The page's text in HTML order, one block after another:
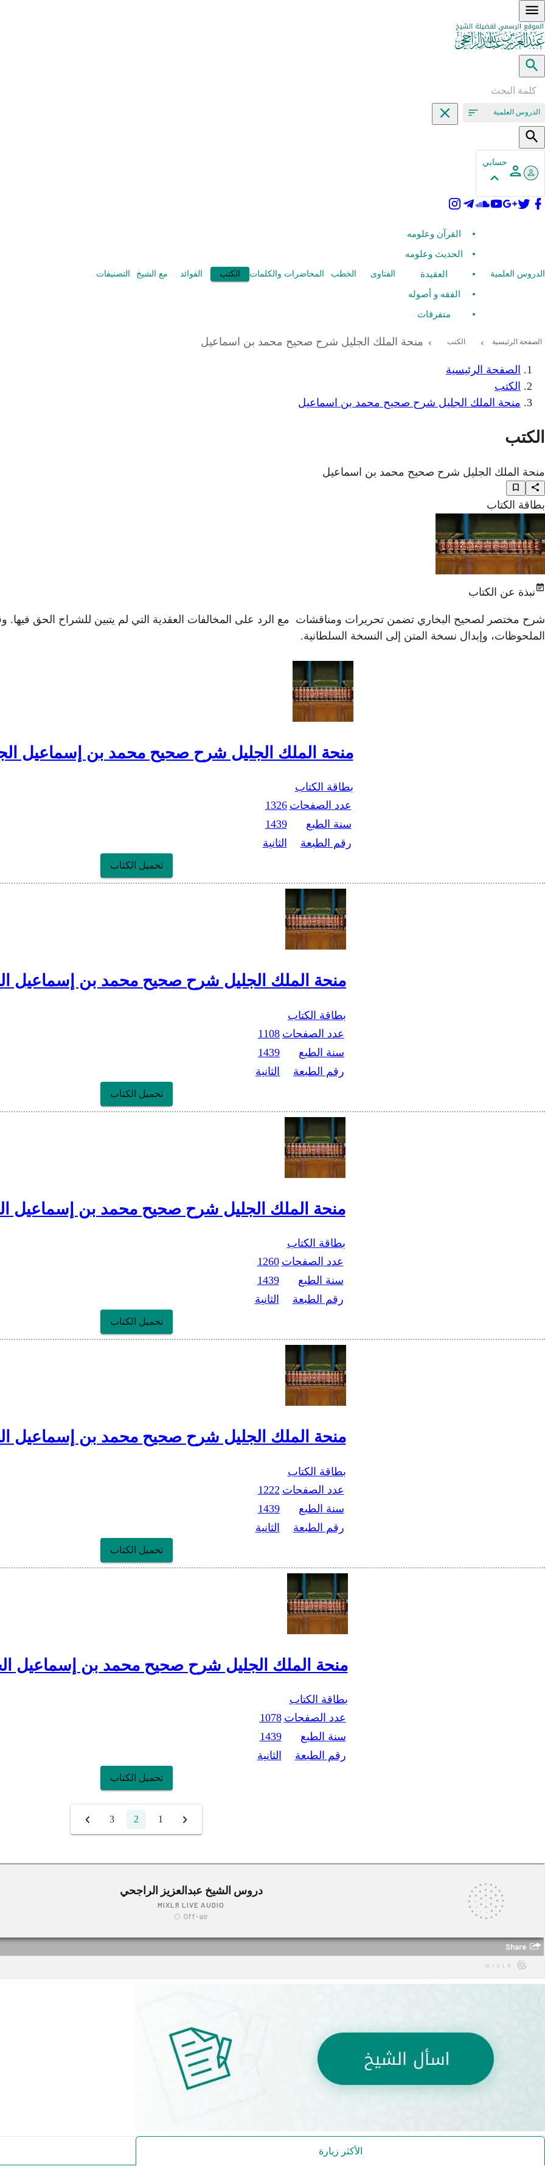
الدروس العلمية
حسابي
الدروس العلمية
القرآن وعلومه
الحديث وعلومه
العقيدة
الفقه و أصوله
متفرقات
الفتاوى الخطب المحاضرات والكلمات الكتب الفوائد مع الشيخ التصنيفات
الصفحة الرئيسية › الكتب › منحة الملك الجليل شرح صحيح محمد بن اسماعيل
الصفحة الرئيسية
الكتب
منحة الملك الجليل شرح صحيح محمد بن اسماعيل
الكتب
منحة الملك الجليل شرح صحيح محمد بن اسماعيل
بطاقة الكتاب
نبذة عن الكتاب
شرح مختصر لصحيح البخاري تضمن تحريرات ومناقشات مع الرد على المخالفات العقدية التي لم يتبين للشراح الحق فيها.
الملحوظات، وإبدال نسخة المتن إلى النسخة السلطانية.
منحة الملك الجليل شرح صحيح محمد بن إسماعيل
بطاقة الكتاب
عدد الصفحات 1326
سنة الطبع
1439
رقم الطبعة
الثانية
تحميل الكتاب
منحة الملك الجليل شرح صحيح محمد بن إسماعيل
بطاقة الكتاب
عدد الصفحات 1108
سنة الطبع
1439
رقم الطبعة
الثانية
تحميل الكتاب
منحة الملك الجليل شرح صحيح محمد بن إسماعيل
بطاقة الكتاب
عدد الصفحات 1260
سنة الطبع
1439
رقم الطبعة
الثانية
تحميل الكتاب
منحة الملك الجليل شرح صحيح محمد بن إسماعيل
بطاقة الكتاب
عدد الصفحات 1222
سنة الطبع
1439
رقم الطبعة
الثانية
تحميل الكتاب
منحة الملك الجليل شرح صحيح محمد بن إسماعيل
بطاقة الكتاب
عدد الصفحات 1078
سنة الطبع
1439
رقم الطبعة
الثانية
تحميل الكتاب
1
2
3
الأكثر زيارة